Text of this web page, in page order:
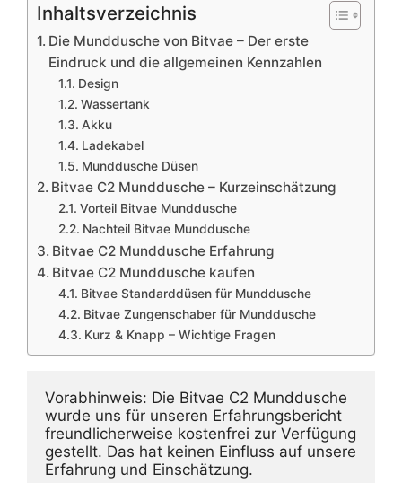
Inhaltsverzeichnis
Die Munddusche von Bitvae – Der erste
Eindruck und die allgemeinen Kennzahlen
Design
Wassertank
Akku
Ladekabel
Munddusche Düsen
Bitvae C2 Munddusche – Kurzeinschätzung
Vorteil Bitvae Munddusche
Nachteil Bitvae Munddusche
Bitvae C2 Munddusche Erfahrung
Bitvae C2 Munddusche kaufen
Bitvae Standarddüsen für Munddusche
Bitvae Zungenschaber für Munddusche
Kurz & Knapp – Wichtige Fragen
Vorabhinweis: Die Bitvae C2 Munddusche
wurde uns für unseren Erfahrungsbericht
freundlicherweise kostenfrei zur Verfügung
gestellt. Das hat keinen Einfluss auf unsere
Erfahrung und Einschätzung.